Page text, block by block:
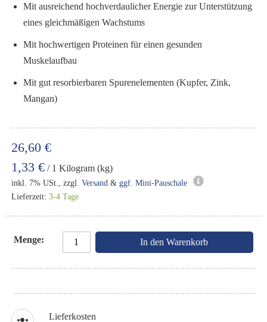
26,60 €
1,33 € / 1 Kilogram (kg)
inkl. 7% USt., zzgl.Versand &ggf. Mini-Pauschale
Lieferzeit:3-4 Tage
Menge In den Warenkorb
Mit ausreichend hochverdaulicher Energie zur Unterstützung
eines gleichmäßigen Wachstums
Mit hochwertigen Proteinen für einen gesunden
Muskelaufbau
Mit gut resorbierbaren Spurenelementen (Kupfer, Zink,
Mangan)
Lieferkosten